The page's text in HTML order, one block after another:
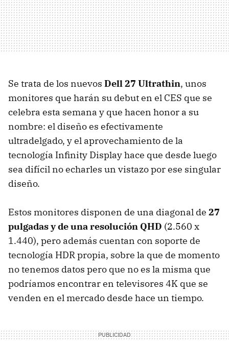
Se trata de los nuevos Dell 27 Ultrathin, unos
monitores que harán su debut en el CES que se
celebra esta semana y que hacen honor a su
nombre: el diseño es efectivamente
ultradelgado, y el aprovechamiento de la
tecnología Infinity Display hace que desde luego
sea difícil no echarles un vistazo por ese singular
diseño.
Estos monitores disponen de una diagonal de 27
pulgadas y de una resolución QHD (2.560 x
1.440), pero además cuentan con soporte de
tecnología HDR propia, sobre la que de momento
no tenemos datos pero que no es la misma que
podríamos encontrar en televisores 4K que se
venden en el mercado desde hace un tiempo.